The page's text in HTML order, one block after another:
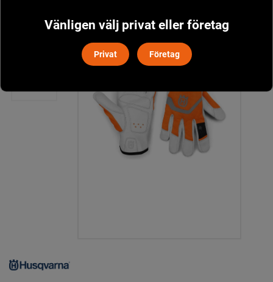
Vänligen välj privat eller företag
Privat Företag